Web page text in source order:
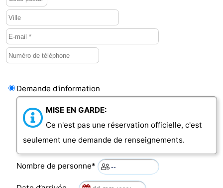
Leiden
Bollenstreek
-
Nature
Duin
-
Katwijk
Scheveningen
Haye
Rotterdam
Rockanje
Zeeland
Demande d'information
MISE EN GARDE:
Ce n'est pas une réservation officielle, c'est
seulement une demande de renseignements.
Nombre de personne*